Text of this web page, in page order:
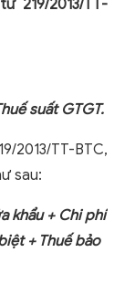
219/2013/TT-
suất GTGT.
2013/TT-BTC,
sau:
khẩu + Chi phí
+ Thuế bảo